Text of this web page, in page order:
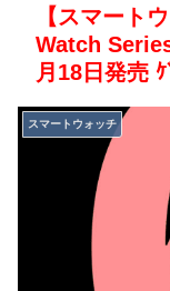
【スマート
Watch
月18日発
スマートウォッチ